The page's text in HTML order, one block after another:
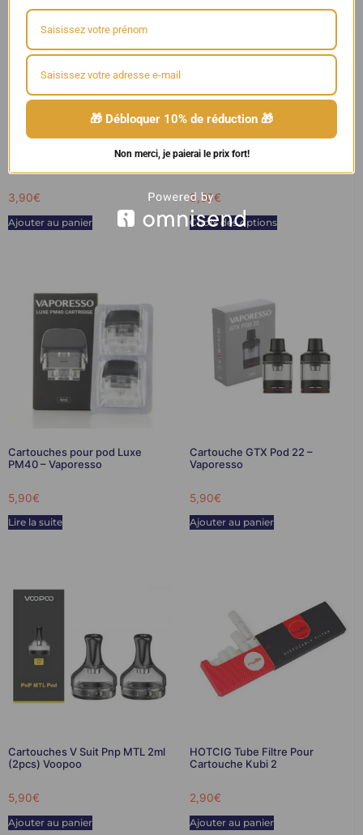
Cartouche pour Pod Flexus Stik
3,90€
Ajouter au panier
Cartouche Wenax C1
3,50€
Choix des options
Cartouches pour pod Luxe
PM40 – Vaporesso
5,90€
Lire la suite
Cartouche GTX Pod 22 –
Vaporesso
5,90€
Ajouter au panier
Cartouches V Suit Pnp MTL 2ml
(2pcs) Voopoo
5,90€
Ajouter au panier
HOTCIG Tube Filtre Pour
Cartouche Kubi 2
2,90€
Ajouter au panier
🎁 Débloquer 10% de réduction 🎁
Non merci, je paierai le prix fort!